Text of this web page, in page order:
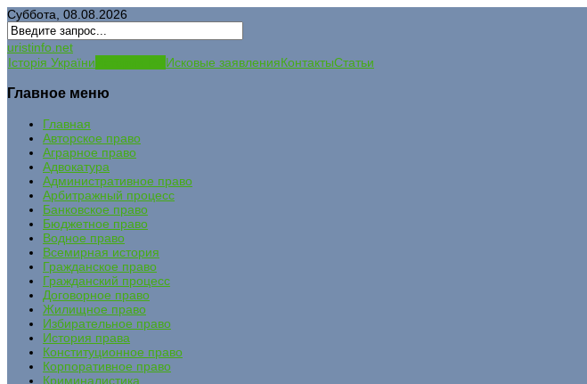
Суббота, 08.08.2026
uristinfo.net
Історія України
Исковые заявленияКонтактыСтатьи
Главное меню
Главная
Авторское право
Аграрное право
Адвокатура
Административное право
Арбитражный процесс
Банковское право
Бюджетное право
Водное право
Всемирная история
Гражданское право
Гражданский процесс
Договорное право
Жилищное право
Избирательное право
История права
Конституционное право
Корпоративное право
Криминалистика